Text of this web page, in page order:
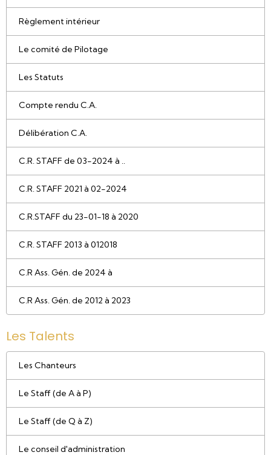
Règlement intérieur
Le comité de Pilotage
Les Statuts
Compte rendu C.A.
Délibération C.A.
C.R. STAFF de 03-2024 à ..
C.R. STAFF 2021 à 02-2024
C.R.STAFF du 23-01-18 à 2020
C.R. STAFF 2013 à 012018
C.R Ass. Gén. de 2024 à
C.R Ass. Gén. de 2012 à 2023
Les Talents
Les Chanteurs
Le Staff (de A à P)
Le Staff (de Q à Z)
Le conseil d'administration